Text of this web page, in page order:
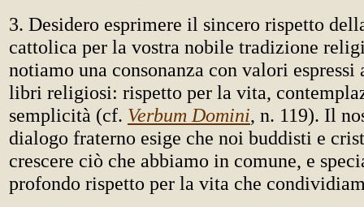
3. Desidero esprimere il sincero rispetto
cattolica per la vostra nobile tradizione
notiamo una consonanza con valori espressi
libri religiosi: rispetto per la vita,
semplicità (cf. Verbum Domini, n. 119). Il
dialogo fraterno esige che noi buddisti e
crescere ciò che abbiamo in comune, e
profondo rispetto per la vita che